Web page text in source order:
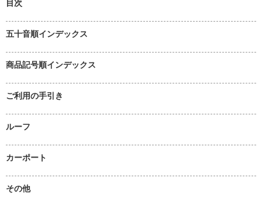
目次
五十音順インデックス
商品記号順インデックス
ご利用の手引き
ルーフ
カーポート
その他